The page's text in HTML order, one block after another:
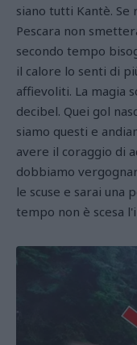
siano tutti Kantè.
Pescara non
secondo tempo
il calore lo senti di
affievoliti. La magia
decibel. Quei gol
siamo questi e
avere il coraggio di
dobbiamo
le scuse e sarai una
tempo non è scesa